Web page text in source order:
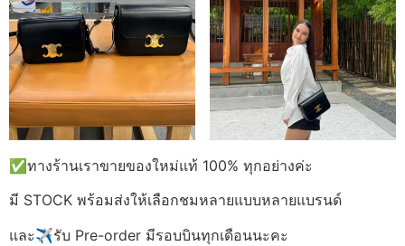
✅ทางร้านเราขายของใหม่แท้ 100% ทุกอย่างค่ะ
มี STOCK พร้อมส่งให้เลือกชมหลายแบบหลายแบรนด์
และ✈รับ Pre-order มีรอบบินทุกเดือนนะคะ